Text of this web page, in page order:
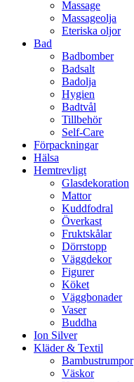
Massage
Massageolja
Eteriska oljor
Bad
Badbomber
Badsalt
Badolja
Hygien
Badtvål
Tillbehör
Self-Care
Förpackningar
Hälsa
Hemtrevligt
Glasdekoration
Mattor
Kuddfodral
Överkast
Fruktskålar
Dörrstopp
Väggdekor
Figurer
Köket
Väggbonader
Vaser
Buddha
Ion Silver
Kläder & Textil
Bambustrumpor
Väskor